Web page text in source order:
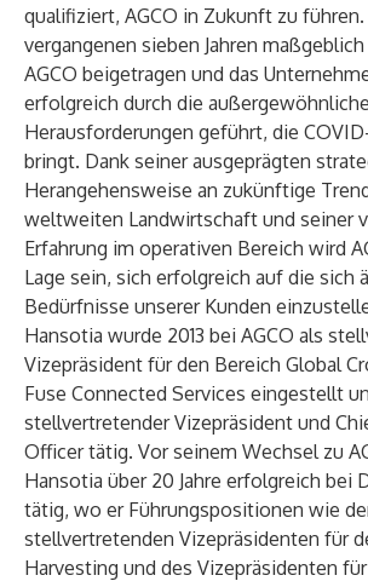
qualifiziert, AGCO in Zukunft zu führen.
vergangenen sieben Jahren
AGCO beigetragen und das
erfolgreich durch die
Herausforderungen geführt, die
bringt. Dank seiner ausgeprägten
Herangehensweise an zukünftige
weltweiten Landwirtschaft und seiner
Erfahrung im operativen Bereich wird
Lage sein, sich erfolgreich auf die sich
Bedürfnisse unserer Kunden
Hansotia wurde 2013 bei AGCO als
Vizepräsident für den Bereich Global
Fuse Connected Services eingestellt
stellvertretender Vizepräsident und
Officer tätig. Vor seinem Wechsel zu
Hansotia über 20 Jahre erfolgreich bei
tätig, wo er Führungspositionen wie
stellvertretenden Vizepräsidenten für
Harvesting und des Vizepräsidenten